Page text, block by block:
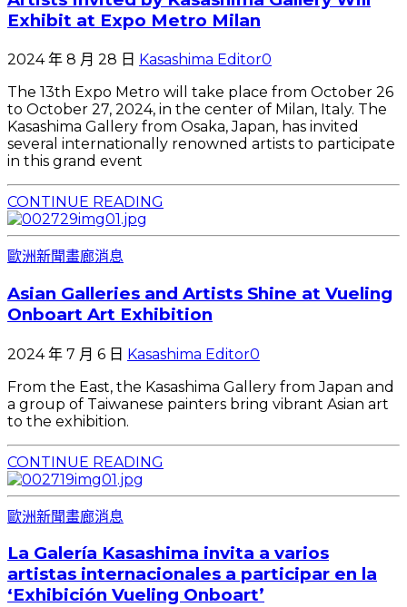
Exhibit at Expo Metro Milan
2024 年 8 月 28 日 Kasashima Editor0
The 13th Expo Metro will take place from October 26
to October 27, 2024, in the center of Milan, Italy. The
Kasashima Gallery from Osaka, Japan, has invited
several internationally renowned artists to participate
in this grand event
CONTINUE READING
歐洲新聞畫廊消息
Asian Galleries and Artists Shine at Vueling
Onboart Art Exhibition
2024 年 7 月 6 日 Kasashima Editor0
From the East, the Kasashima Gallery from Japan and
a group of Taiwanese painters bring vibrant Asian art
to the exhibition.
CONTINUE READING
歐洲新聞畫廊消息
La Galería Kasashima invita a varios
artistas internacionales a participar en la
‘Exhibición Vueling Onboart’